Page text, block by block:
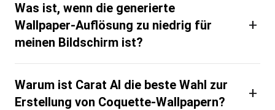
Was ist, wenn die generierte
Wallpaper-Auflösung zu niedrig für
meinen Bildschirm ist?
+
Warum ist Carat AI die beste Wahl zur
Erstellung von Coquette-Wallpapern?
+